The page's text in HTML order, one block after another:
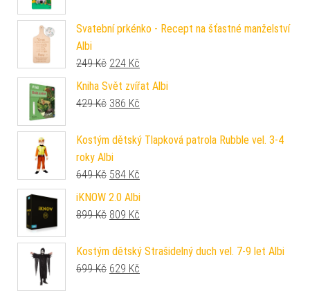
Svatební prkénko - Recept na šťastné manželství
Albi
249Kč Původní cena byla: 249 Kč.
224 Kč
Kniha Svět zvířat Albi
429Kč Původní cena byla: 429 Kč.
386 Kč
Kostým dětský Tlapková patrola Rubble vel. 3-4
roky Albi
649Kč Původní cena byla: 649 Kč.
584 Kč
iKNOW 2.0 Albi
899Kč Původní cena byla: 899 Kč.
809 Kč
Kostým dětský Strašidelný duch vel. 7-9 let Albi
699Kč Původní cena byla: 699 Kč.
629 Kč